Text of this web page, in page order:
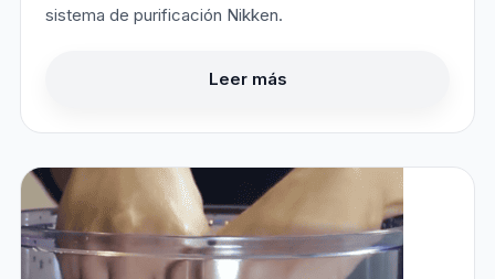
sistema de purificación Nikken.
Leer más